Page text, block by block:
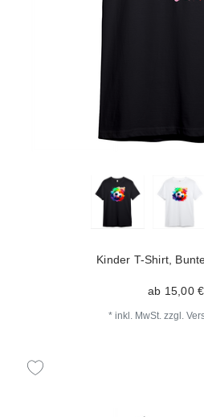
Kinder T-Shirt,
ab 15,00
* inkl. MwSt. zzgl.